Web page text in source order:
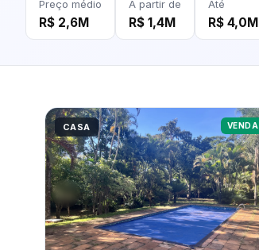
Preço médio
R$ 2,6M
A partir de
R$ 1,4M
Até
R$ 4,0M
CASA VENDA